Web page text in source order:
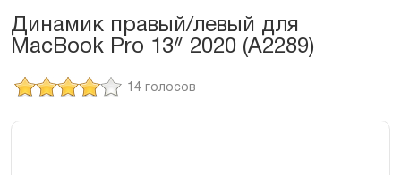
Динамик правый/левый для
MacBook Pro 13ᐥ 2020 (A2289)
14 голосов